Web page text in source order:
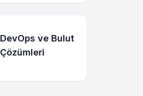
DevOps ve Bulut
Çözümleri